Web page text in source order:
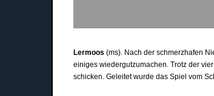
Lermoos (ms). Nach der schmerzhafen
einiges wiedergutzumachen. Trotz der
schicken. Geleitet wurde das Spiel vom